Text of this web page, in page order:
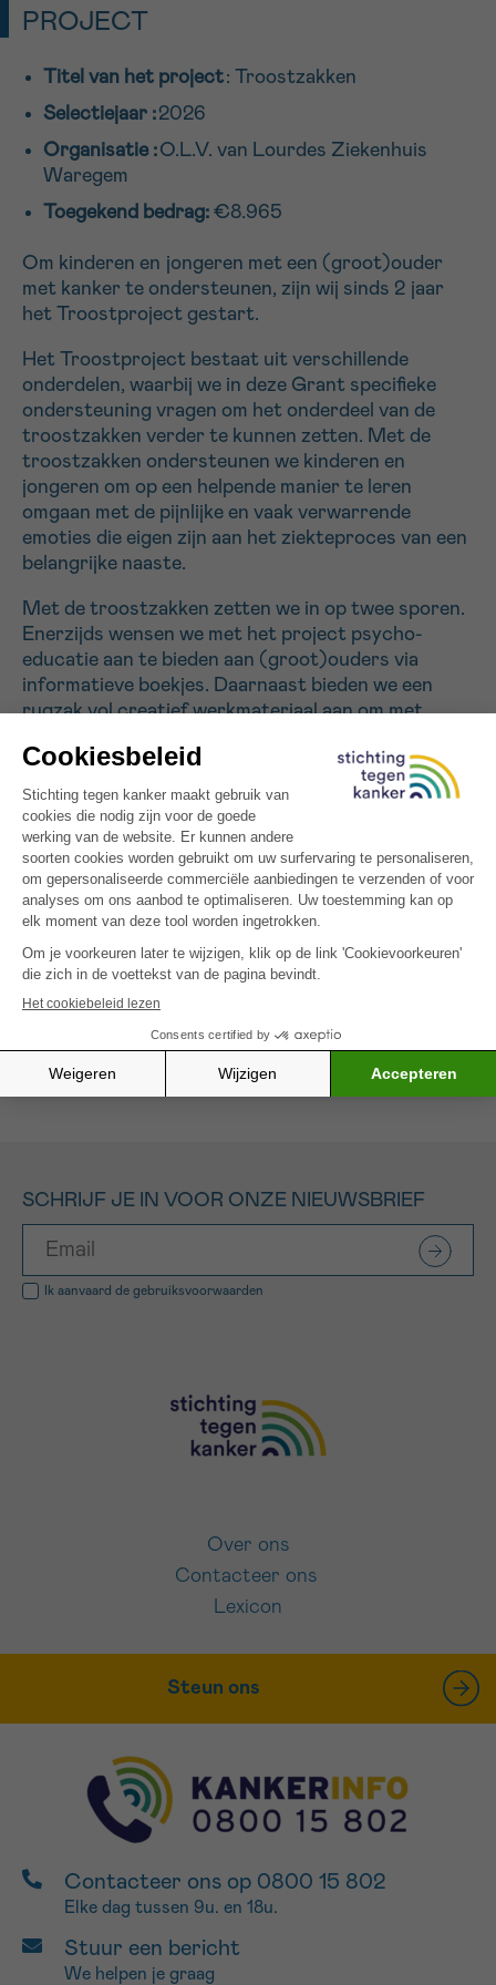
PROJECT
Titel van het project: Troostzakken
Selectiejaar :2026
Organisatie :O.L.V. van Lourdes Ziekenhuis
Waregem
Toegekend bedrag: €8.965
Om kinderen en jongeren met een (groot)ouder
met kanker te ondersteunen, zijn wij sinds 2 jaar
het Troostproject gestart.
Het Troostproject bestaat uit verschillende
onderdelen, waarbij we in deze Grant specifieke
ondersteuning vragen om het onderdeel van de
troostzakken verder te kunnen zetten. Met de
troostzakken ondersteunen we kinderen en
jongeren om op een helpende manier te leren
omgaan met de pijnlijke en vaak verwarrende
emoties die eigen zijn aan het ziekteproces van een
belangrijke naaste.
Met de troostzakken zetten we in op twee sporen.
Enerzijds wensen we met het project psycho-
educatie aan te bieden aan (groot)ouders via
informatieve boekjes. Daarnaast bieden we een
rugzak vol creatief werkmateriaal aan om met
naaste te verweven in een coherent narratief.
In de inhoud van de rugzak maken we een
onderscheid in leeftijden: om elk kind te bereiken op
een manier waarop dit voor hem/haar past, wordt
de inhoud bepaald, maar niet beperkt door de
ingeschatte emotionele leeftijd van het kind. De
inhoud kan bij overlijden door het PST aangevuld
worden met materiaal gericht op rouwen.
Alle gefinancierde projecten
SCHRIJF JE IN VOOR ONZE NIEUWSBRIEF
Ik aanvaard de gebruiksvoorwaarden
VOORNAAM
EMAIL
MIJN VRAAG
Ja, stuur mij de nieuwsbrief
Ik aanvaard degebruiksvoorwaarden
*VERPLICHT VELD
Sturen
16h-18h
Verder
Over ons
Contacteer ons
Lexicon
Steun ons
Contacteer ons op 0800 15 802
Elke dag tussen 9u. en 18u.
Stuur een bericht
We helpen je graag